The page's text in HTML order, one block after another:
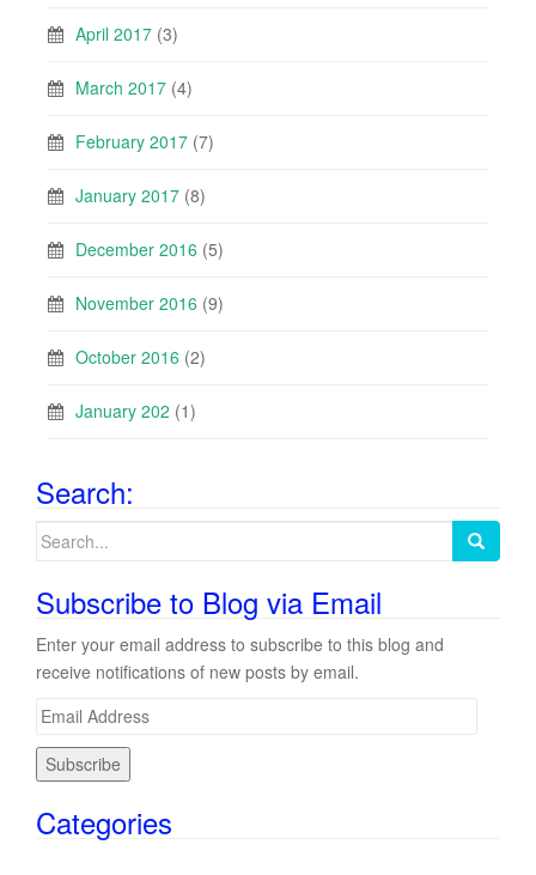
April 2017 (3)
March 2017 (4)
February 2017 (7)
January 2017 (8)
December 2016 (5)
November 2016 (9)
October 2016 (2)
January 202 (1)
Search:
Search
Subscribe to Blog via Email
Enter your email address to subscribe to this blog and
receive notifications of new posts by email.
E
lCategories